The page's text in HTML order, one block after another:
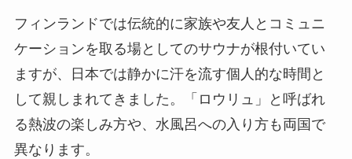
フィンランドでは伝統的に家族や友人とコミュニ
ケーションを取る場としてのサウナが根付いてい
ますが、日本では静かに汗を流す個人的な時間と
して親しまれてきました。「ロウリュ」と呼ばれ
る熱波の楽しみ方や、水風呂への入り方も両国で
異なります。